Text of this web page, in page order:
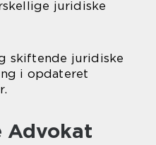
juridiske
skiftende juridiske
i opdateret
Advokat